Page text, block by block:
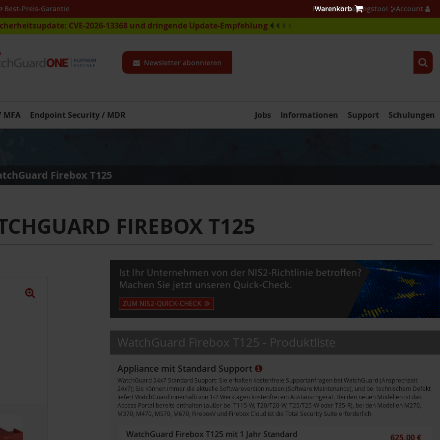
CVE-2026-13368 und dringende Update-Empfehlung
Newsletter abonnieren
Best-Preis-Garantie Firewall Beratungstool Account
Endpoint Security / MDR Schulungen
Support
Informationen
Jobs
Firebox T125
FIREBOX T125
WatchGuard Firebox T125 - Produktliste
Appliance mit Standard Support
WatchGuard 24x7 Standard Support: Sie erhalten kostenfreie Supportanfragen bei WatchGuard (Ansprechzeit
24x7); Sie können immer die aktuelle Softwareversion nutzen (Software Maintenance), und bei technischem Defekt
liefert WatchGuard innerhalb von 1-2 Werktagen kostenfrei ein Austauschgerät. Bei den neuen Modellen ist das
Access Portal bereits enthalten (außer bei T115-W, T20/T20-W, T25/T25-W oder T35-R), bei den Modellen M270,
M370, M470, M570, M670, FireboxV und Firebox Cloud ist die Total Security Suite erforderlich.
WatchGuard Firebox T125 mit 1 Jahr Standard
625,00 €